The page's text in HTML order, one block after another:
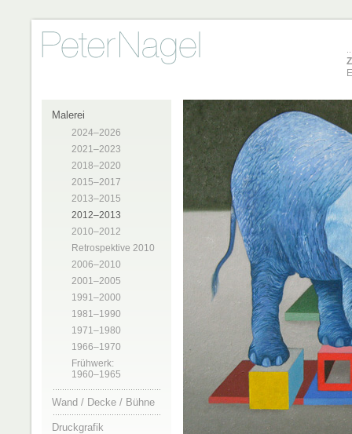
Malerei
2024–2026
2021–2023
2018–2020
2015–2017
2013–2015
2012–2013
2010–2012
Retrospektive 2010
2006–2010
2001–2005
1991–2000
1981–1990
1971–1980
1966–1970
Frühwerk:
1960–1965
Wand / Decke / Bühne
Druckgrafik